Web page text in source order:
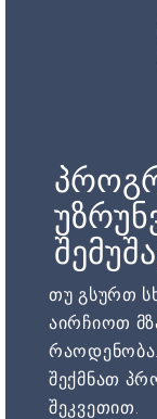
თუ გსურთ
აირჩიოთ
შექმნათ
შეკვეთით.